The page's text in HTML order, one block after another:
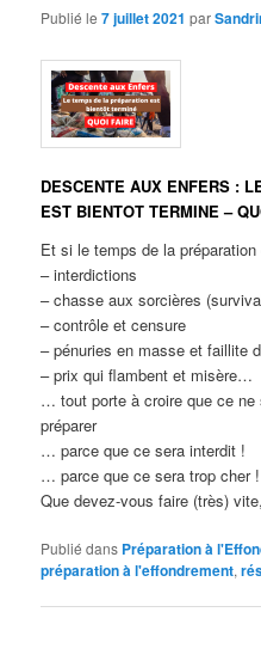
Publié le7 juillet 2021 par
DESCENTE AUX ENFERS :
EST BIENTOT TERMINE –
Et si le temps de la
– interdictions
– chasse aux sorcières
– contrôle et censure
– pénuries en masse et faillite
– prix qui flambent et misère…
… tout porte à croire que ce
préparer
… parce que ce sera interdit !
… parce que ce sera trop cher !
Que devez-vous faire (très)
Publié dans Préparation à
préparation à l'effondrement,